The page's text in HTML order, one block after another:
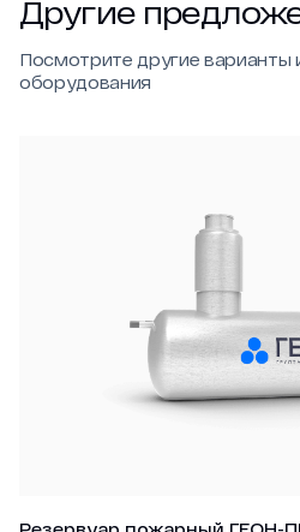
Другие
Посмотрите другие варианты
оборудования